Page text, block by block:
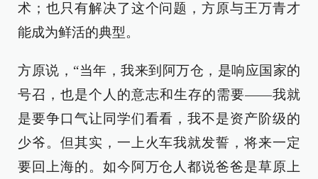
术；也只有解决了这个问题，方原与王万青才
能成为鲜活的典型。
方原说，“当年，我来到阿万仓，是响应国家的
号召，也是个人的意志和生存的需要——我就
是要争口气让同学们看看，我不是资产阶级的
少爷。但其实，一上火车我就发誓，将来一定
要回上海的。如今阿万仓人都说爸爸是草原上